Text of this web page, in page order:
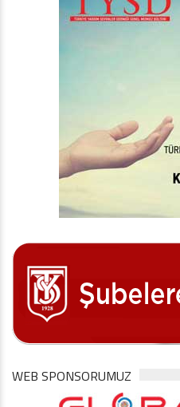
WEB SPONSORUMUZ